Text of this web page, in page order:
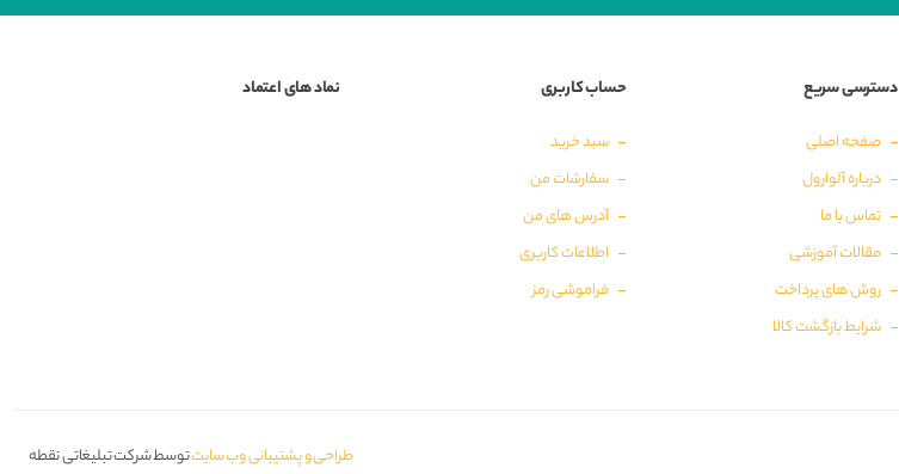
دسترسی سریع
صفحه اصلی
درباره آلوارول
تماس با ما
مقالات آموزشی
روش های پرداخت
شرایط بازگشت کالا
حساب کاربری
سبد خرید
سفارشات من
آدرس های من
اطلاعات کاربری
فراموشی رمز
نماد های اعتماد
طراحی و پشتیبانی وب سایتتوسط شرکت تبلیغاتی نقطه